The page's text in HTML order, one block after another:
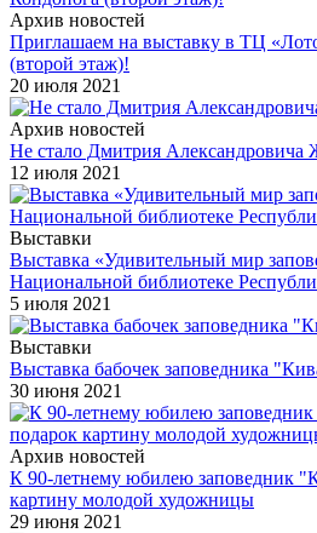
Архив новостей
Приглашаем на выставку в ТЦ
(второй этаж)!
20 июля 2021
Архив новостей
Не стало Дмитрия Александровича
12 июля 2021
Выставки
Выставка «Удивительный мир
Национальной библиотеке
5 июля 2021
Выставки
Выставка бабочек заповедника
30 июня 2021
Архив новостей
К 90-летнему юбилею заповедник
картину молодой художницы
29 июня 2021